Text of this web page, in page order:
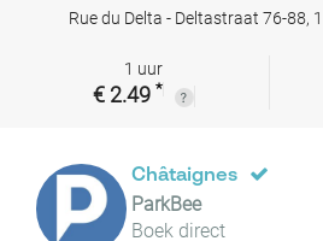
Rue du Delta - Deltastraat 76-88,
1 uur
€ 2.49 *
Châtaignes
ParkBee
Boek direct